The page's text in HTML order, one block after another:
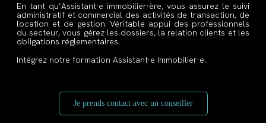
En tant qu’Assistant·e immobilier·ère, vous assurez le suivi
administratif et commercial des activités de transaction, de
location et de gestion. Véritable appui des professionnels
du secteur, vous gérez les dossiers, la relation clients et les
obligations réglementaires.
Intégrez notre formation Assistant·e Immobilier·e.
Je prends contact avec un conseiller